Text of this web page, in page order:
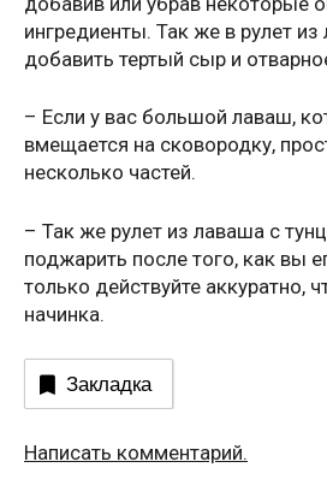
ингредиенты. Так же в рулет
добавить тертый сыр и
– Если у вас большой лаваш,
вмещается на сковородку,
несколько частей.
– Так же рулет из лаваша с
поджарить после того, как вы
только действуйте аккуратно,
начинка.
Закладка
Написать комментарий.